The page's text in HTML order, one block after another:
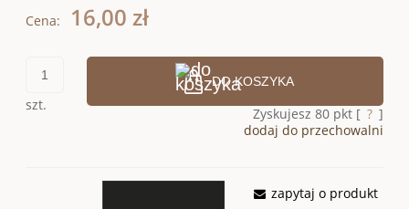
Cena: 16,00 zł
szt.
DO KOSZYKA
Zyskujesz 80pkt [ ? ]
dodaj do przechowalni
zapytaj o produkt